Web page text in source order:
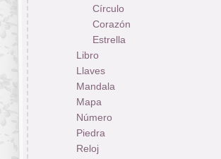
Círculo
Corazón
Estrella
Libro
Llaves
Mandala
Mapa
Número
Piedra
Reloj